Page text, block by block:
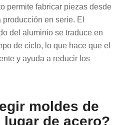
permite fabricar piezas desde
en serie. El
del aluminio se traduce en
de ciclo, lo que hace que el
y ayuda a reducir los
moldes de
de acero?